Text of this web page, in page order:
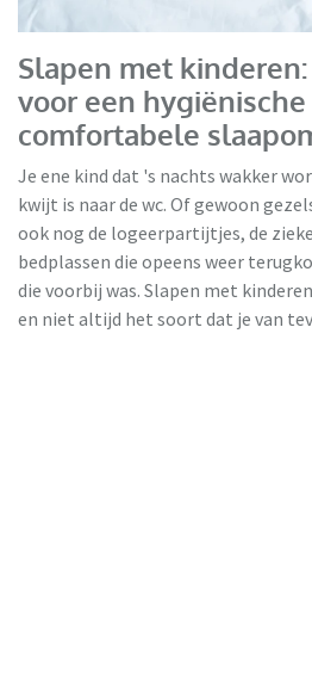
Slapen met
voor een hygiënische
comfortabele
Je ene kind dat 's nachts wakker
kwijt is naar de wc. Of gewoon
ook nog de logeerpartijtjes, de
bedplassen die opeens weer
die voorbij was. Slapen met
en niet altijd het soort dat je van